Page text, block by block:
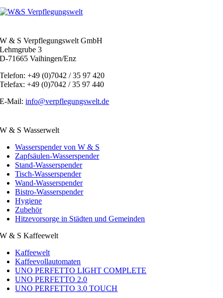
W & S Verpflegungswelt GmbH
Lehmgrube 3
D-71665 Vaihingen/Enz
Telefon: +49 (0)7042 / 35 97 420
Telefax: +49 (0)7042 / 35 97 440
E-Mail:info@verpflegungswelt.de
W & S Wasserwelt
Wasserspender von W & S
Zapfsäulen-Wasserspender
Stand-Wasserspender
Tisch-Wasserspender
Wand-Wasserspender
Bistro-Wasserspender
Hygiene
Zubehör
Hitzevorsorge in Städten und Gemeinden
W & S Kaffeewelt
Kaffeewelt
Kaffeevollautomaten
UNO PERFETTO LIGHT COMPLETE
UNO PERFETTO 2.0
UNO PERFETTO 3.0 TOUCH